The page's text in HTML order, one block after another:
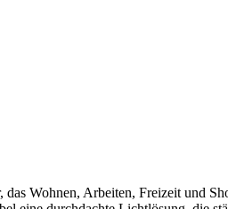
Wohnen, Arbeiten, Freizeit und